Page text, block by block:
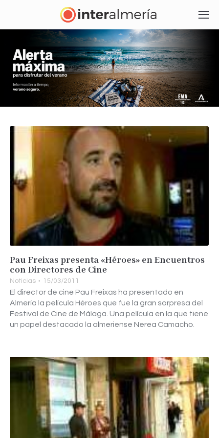
Pau Freixas presenta «Héroes» en Encuentros
con Directores de Cine
Noticias 15/03/2011
El director de cine Pau Freixas ha presentado en
Almería la película Héroes que fue la gran sorpresa del
Festival de Cine de Málaga. Una película en la que tiene
un papel destacado la almeriense Nerea Camacho.